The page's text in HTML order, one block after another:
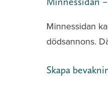
Minnessidan
dödsannons.
Skapa